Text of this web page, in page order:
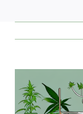
grösseres
Bild